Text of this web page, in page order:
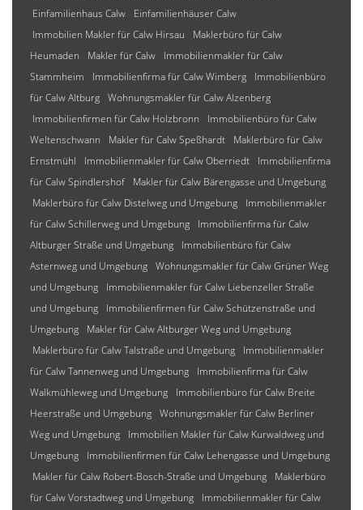
Einfamilienhaus Calw
Einfamilienhäuser Calw
Immobilien Makler für Calw Hirsau
Maklerbüro für Calw
Heumaden
Makler für Calw
Immobilienmakler für Calw
Stammheim
Immobilienfirma für Calw Wimberg
Immobilienbüro
für Calw Altburg Wohnungsmakler für Calw Alzenberg
Immobilienfirmen für Calw Holzbronn
Immobilienbüro für Calw
Weltenschwann
Makler für Calw Speßhardt
Maklerbüro für Calw
Ernstmühl
Immobilienmakler für Calw Oberriedt
Immobilienfirma
für Calw Spindlershof
Makler für Calw Bärengasse und Umgebung
Maklerbüro für Calw Distelweg und Umgebung
Immobilienmakler
für Calw Schillerweg und Umgebung
Immobilienfirma für Calw
Altburger Straße und Umgebung
Immobilienbüro für Calw
Asternweg und Umgebung Wohnungsmakler für Calw Grüner Weg
und Umgebung
Immobilienmakler für Calw Liebenzeller Straße
und Umgebung
Immobilienfirmen für Calw Schützenstraße und
Umgebung
Makler für Calw Altburger Weg und Umgebung
Maklerbüro für Calw Talstraße und Umgebung
Immobilienmakler
für Calw Tannenweg und Umgebung
Immobilienfirma für Calw
Walkmühleweg und Umgebung
Immobilienbüro für Calw Breite
Heerstraße und Umgebung Wohnungsmakler für Calw Berliner
Weg und Umgebung
Immobilien Makler für Calw Kurwaldweg und
Umgebung
Immobilienfirmen für Calw Lehengasse und Umgebung
Makler für Calw Robert-Bosch-Straße und Umgebung
Maklerbüro
für Calw Vorstadtweg und Umgebung
Immobilienmakler für Calw